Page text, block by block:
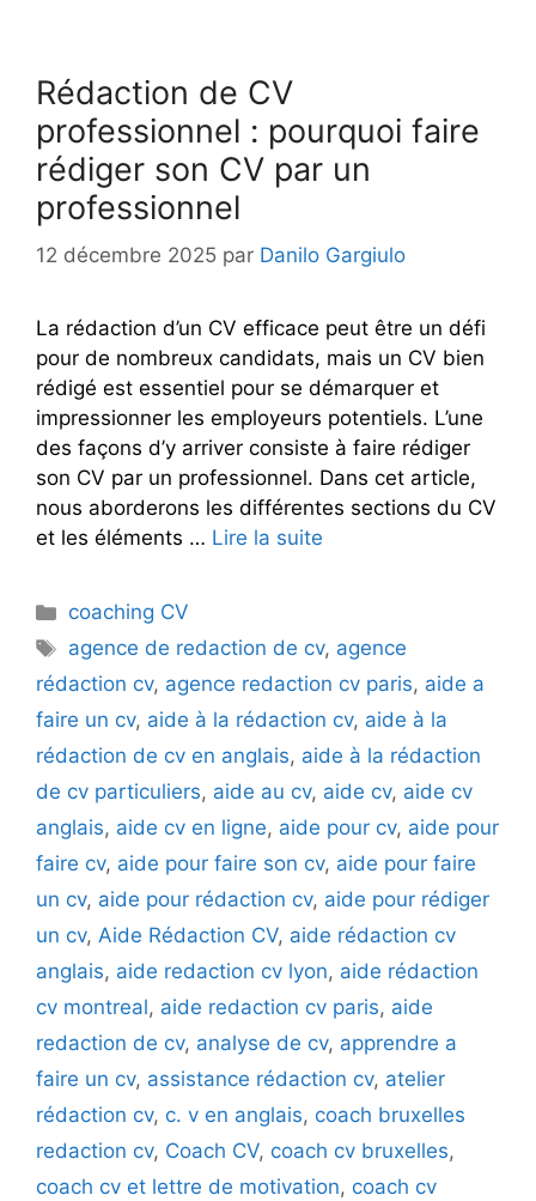
Rédaction de CV
professionnel : pourquoi faire
rédiger son CV par un
professionnel
12 décembre 2025 par Danilo Gargiulo
La rédaction d’un CV efficace peut être un défi
pour de nombreux candidats, mais un CV bien
rédigé est essentiel pour se démarquer et
impressionner les employeurs potentiels. L’une
des façons d’y arriver consiste à faire rédiger
son CV par un professionnel. Dans cet article,
nous aborderons les différentes sections du CV
et les éléments … Lire la suite
Catégories
coaching CV
Étiquettes
agence de redaction de cv, agence
rédaction cv, agence redaction cv paris, aide a
faire un cv, aide à la rédaction cv, aide à la
rédaction de cv en anglais, aide à la rédaction
de cv particuliers, aide au cv, aide cv, aide cv
anglais, aide cv en ligne, aide pour cv, aide pour
faire cv, aide pour faire son cv, aide pour faire
un cv, aide pour rédaction cv, aide pour rédiger
un cv, Aide Rédaction CV, aide rédaction cv
anglais, aide redaction cv lyon, aide rédaction
cv montreal, aide redaction cv paris, aide
redaction de cv, analyse de cv, apprendre a
faire un cv, assistance rédaction cv, atelier
rédaction cv, c. v en anglais, coach bruxelles
redaction cv, Coach CV, coach cv bruxelles,
coach cv et lettre de motivation, coach cv